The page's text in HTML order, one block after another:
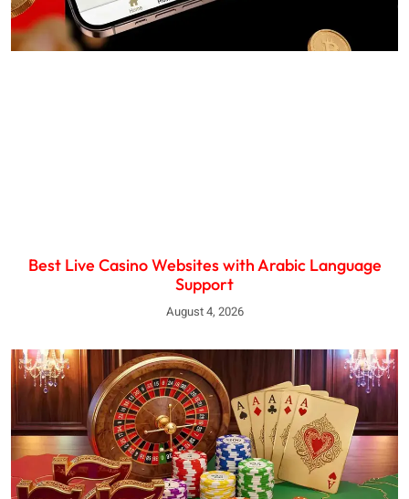
Best Live Casino Websites with Arabic Language
Support
August 4, 2026